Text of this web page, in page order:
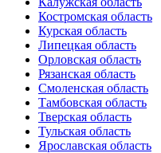
Костромская область
Курская область
Липецкая область
Орловская область
Рязанская область
Смоленская область
Тамбовская область
Тверская область
Тульская область
Ярославская область